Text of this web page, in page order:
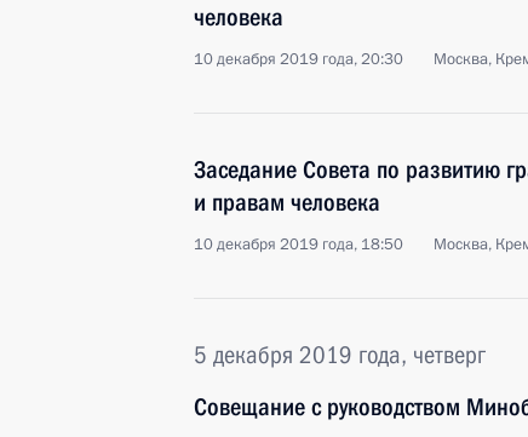
человека
10 декабря 2019 года, 20:30 Москва,
Заседание Совета по развитию
и правам человека
10 декабря 2019 года, 18:50 Москва,
5 декабря 2019 года, четверг
Совещание с руководством